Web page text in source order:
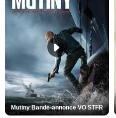
Mutiny Bande-annonce VO STFR